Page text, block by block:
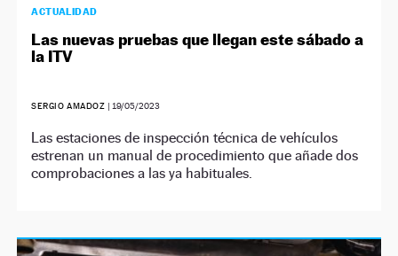
ACTUALIDAD
Las nuevas pruebas que llegan este sábado a
la ITV
SERGIO AMADOZ | 19/05/2023
Las estaciones de inspección técnica de vehículos
estrenan un manual de procedimiento que añade dos
comprobaciones a las ya habituales.